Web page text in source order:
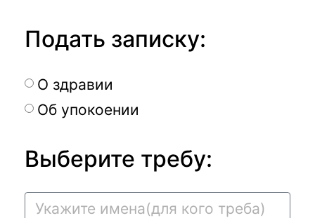
Подать записку:
О здравии
Об упокоении
Выберите требу: